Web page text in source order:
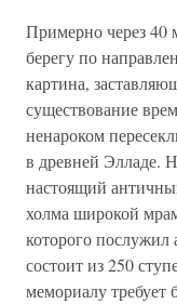
Примерно через 40
берегу по
картина,
существование
ненароком
в древней Элладе.
настоящий
холма широкой
которого
состоит из 250
мемориалу требует